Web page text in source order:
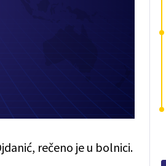
rečeno je u bolnici.